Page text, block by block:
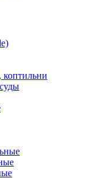
коптильни